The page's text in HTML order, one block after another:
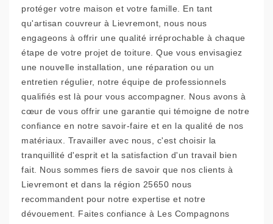
protéger votre maison et votre famille. En tant
qu'artisan couvreur à Lievremont, nous nous
engageons à offrir une qualité irréprochable à chaque
étape de votre projet de toiture. Que vous envisagiez
une nouvelle installation, une réparation ou un
entretien régulier, notre équipe de professionnels
qualifiés est là pour vous accompagner. Nous avons à
cœur de vous offrir une garantie qui témoigne de notre
confiance en notre savoir-faire et en la qualité de nos
matériaux. Travailler avec nous, c'est choisir la
tranquillité d'esprit et la satisfaction d'un travail bien
fait. Nous sommes fiers de savoir que nos clients à
Lievremont et dans la région 25650 nous
recommandent pour notre expertise et notre
dévouement. Faites confiance à Les Compagnons